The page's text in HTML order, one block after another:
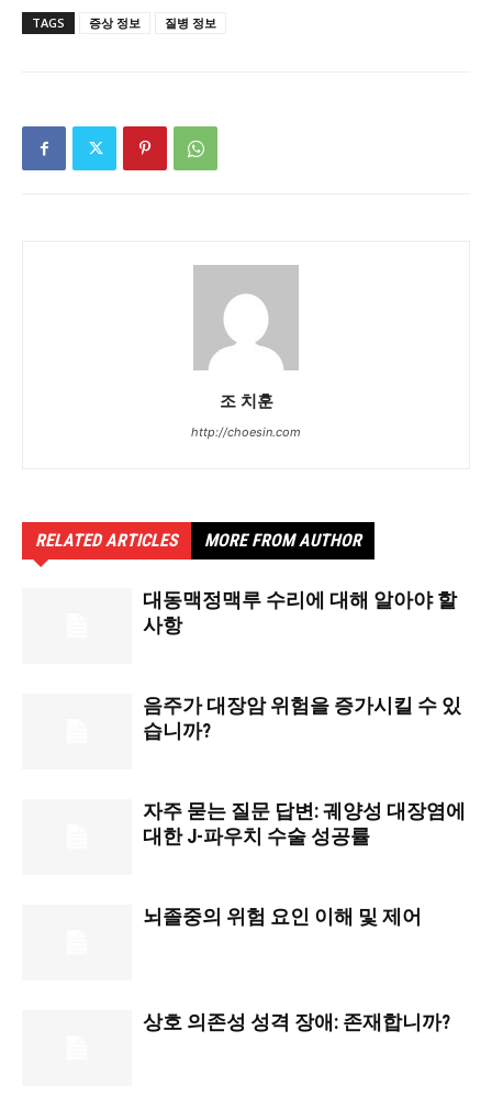
TAGS 증상 정보 질병 정보
조 치훈
http://choesin.com
RELATED ARTICLES MORE FROM AUTHOR
대동맥정맥루 수리에 대해 알아야 할
사항
음주가 대장암 위험을 증가시킬 수 있
습니까?
자주 묻는 질문 답변: 궤양성 대장염에
대한 J-파우치 수술 성공률
뇌졸중의 위험 요인 이해 및 제어
상호 의존성 성격 장애: 존재합니까?